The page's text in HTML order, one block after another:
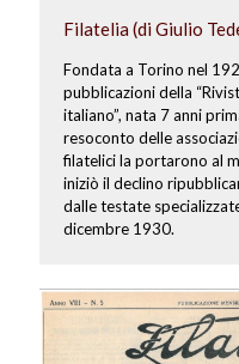
Filatelia (di Giulio
Fondata a Torino nel
pubblicazioni della
italiano”, nata 7 anni
resoconto delle
filatelici la portarono al
iniziò il declino
dalle testate
dicembre 1930.